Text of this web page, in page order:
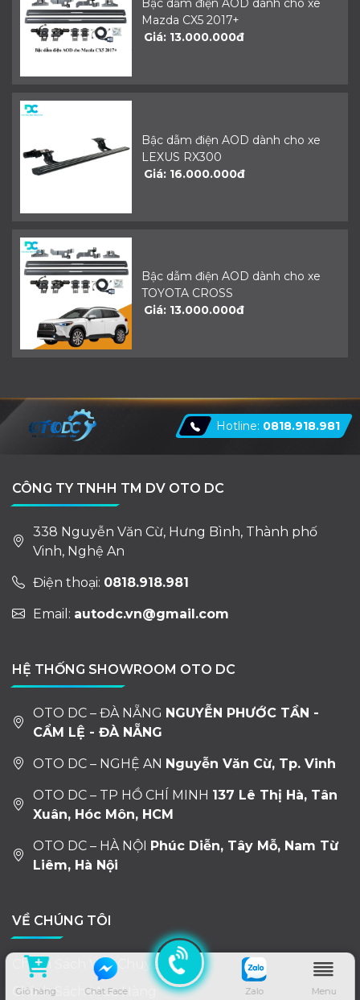
Giỏ hàng Chat Face Zalo Menu
Bậc dẫm điện AOD dành cho xe
Mazda CX5 2017+
Giá: 13.000.000đ
Bậc dẫm điện AOD dành cho xe
LEXUS RX300
Giá: 16.000.000đ
Bậc dẫm điện AOD dành cho xe
TOYOTA CROSS
Giá: 13.000.000đ
Hotline: 0818.918.981
CÔNG TY TNHH TM DV OTO DC
338 Nguyễn Văn Cừ, Hưng Bình, Thành phố
Vinh, Nghệ An
Điện thoại: 0818.918.981
Email: autodc.vn@gmail.com
HỆ THỐNG SHOWROOM OTO DC
OTO DC – ĐÀ NẴNG NGUYỄN PHƯỚC TẦN -
CẨM LỆ - ĐÀ NẴNG
OTO DC – NGHỆ AN Nguyễn Văn Cừ, Tp. Vinh
OTO DC – TP HỒ CHÍ MINH 137 Lê Thị Hà, Tân
Xuân, Hóc Môn, HCM
OTO DC – HÀ NỘI Phúc Diễn, Tây Mỗ, Nam Từ
Liêm, Hà Nội
VỀ CHÚNG TÔI
Chính Sách Vận Chuyển
Chính Sách Mua Hàng